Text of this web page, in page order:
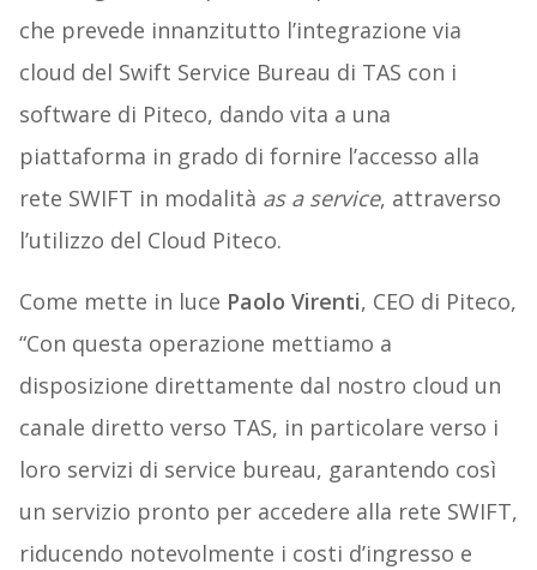
che prevede innanzitutto l’integrazione via
cloud del Swift Service Bureau di TAS con i
software di Piteco, dando vita a una
piattaforma in grado di fornire l’accesso alla
rete SWIFT in modalità as a service, attraverso
l’utilizzo del Cloud Piteco.
Come mette in luce Paolo Virenti, CEO di Piteco,
“Con questa operazione mettiamo a
disposizione direttamente dal nostro cloud un
canale diretto verso TAS, in particolare verso i
loro servizi di service bureau, garantendo così
un servizio pronto per accedere alla rete SWIFT,
riducendo notevolmente i costi d’ingresso e